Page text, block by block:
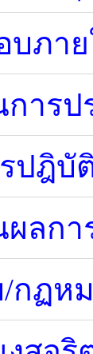
บภา
การ
ปฎิบั
ผลก
/กฏห